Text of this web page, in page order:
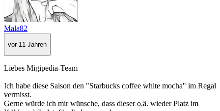
Mala82
vor 11 Jahren
Liebes Migipedia-Team
Ich habe diese Saison den "Starbucks coffee white mocha" im Regal
vermisst.
Gerne würde ich mir wünsche, dass dieser o.ä. wieder Platz im